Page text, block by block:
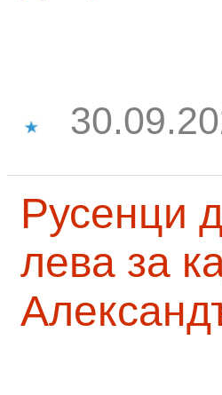
Русенци
лева за